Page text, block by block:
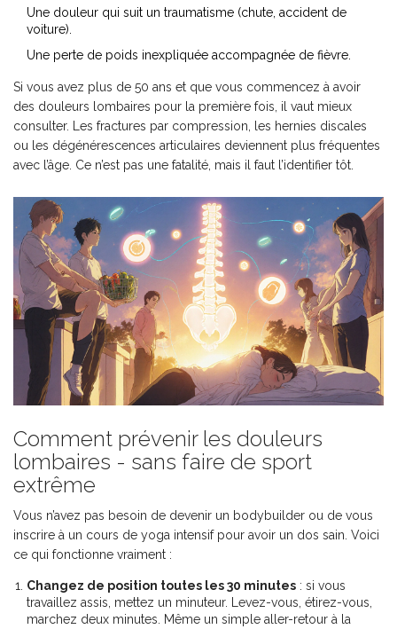
Une douleur qui suit un traumatisme (chute, accident de
voiture).
Une perte de poids inexpliquée accompagnée de fièvre.
Si vous avez plus de 50 ans et que vous commencez à avoir
des douleurs lombaires pour la première fois, il vaut mieux
consulter. Les fractures par compression, les hernies discales
ou les dégénérescences articulaires deviennent plus fréquentes
avec l’âge. Ce n’est pas une fatalité, mais il faut l’identifier tôt.
Comment prévenir les douleurs
lombaires - sans faire de sport
extrême
Vous n’avez pas besoin de devenir un bodybuilder ou de vous
inscrire à un cours de yoga intensif pour avoir un dos sain. Voici
ce qui fonctionne vraiment :
Changez de position toutes les 30 minutes : si vous
travaillez assis, mettez un minuteur. Levez-vous, étirez-vous,
marchez deux minutes. Même un simple aller-retour à la